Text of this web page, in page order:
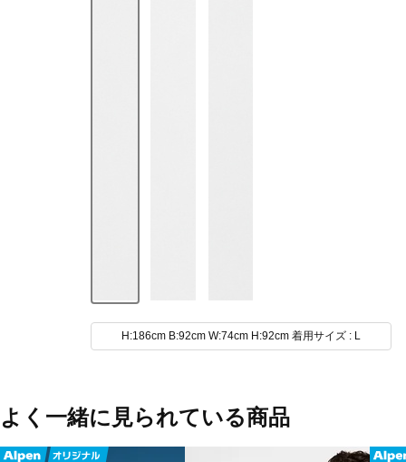
H:186cm B:92cm W:74cm H:92cm 着用サイズ : L
よく一緒に見られている商品